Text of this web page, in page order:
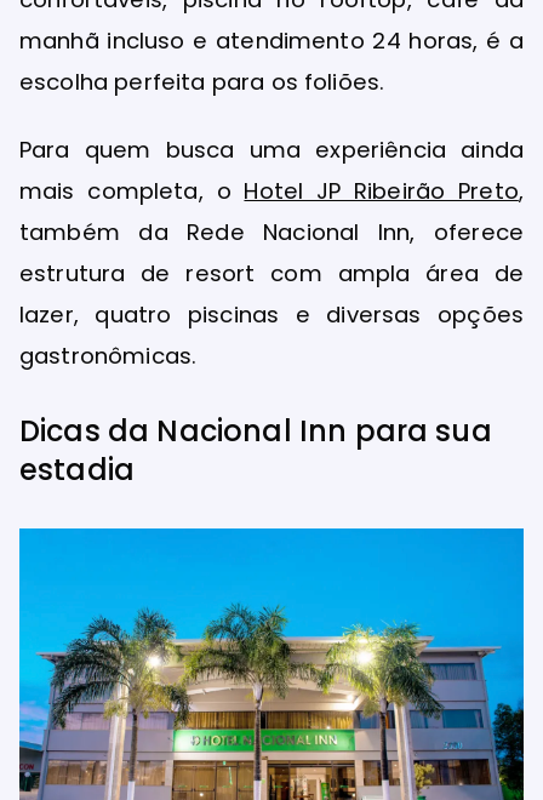
manhã incluso e atendimento 24 horas, é a
escolha perfeita para os foliões.
Para quem busca uma experiência ainda
mais completa, o Hotel JP Ribeirão Preto,
também da Rede Nacional Inn, oferece
estrutura de resort com ampla área de
lazer, quatro piscinas e diversas opções
gastronômicas.
Dicas da Nacional Inn para sua
estadia